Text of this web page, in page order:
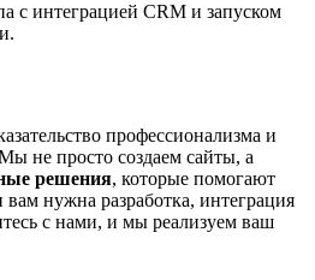
с интеграцией CRM и запуском
профессионализма и
не просто создаем сайты, а
решения, которые помогают
вам нужна разработка, интеграция
с нами, и мы реализуем ваш